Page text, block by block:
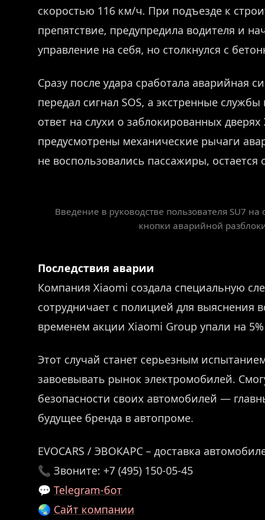
скоростью 116 км/ч. При подъезде к
препятствие, предупредила водителя и
управление на себя, но столкнулся с
Сразу после удара сработала аварийная
передал сигнал SOS, а экстренные
ответ на слухи о заблокированных
предусмотрены механические рычаги
не воспользовались пассажиры,
Введение в руководстве пользователя SU7
кнопки аварийной
Последствия аварии
Компания Xiaomi создала специальную
сотрудничает с полицией для выяснения
временем акции Xiaomi Group упали на
Этот случай станет серьезным
завоевывать рынок электромобилей.
безопасности своих автомобилей —
будущее бренда в автопроме.
EVOCARS / ЭВОКАРС – доставка
📞 Звоните: +7 (495) 150-05-45
💬 Telegram-бот
🌏 Сайт компании